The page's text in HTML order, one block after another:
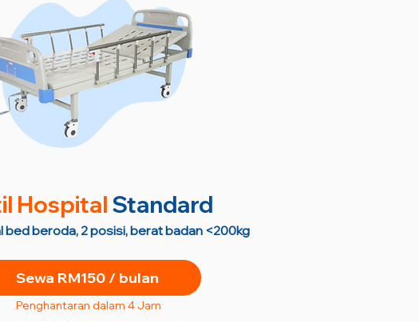
Hospital Standard
bed beroda, 2 posisi, berat badan <200kg
Sewa RM150 / bulan
Penghantaran dalam 4 Jam